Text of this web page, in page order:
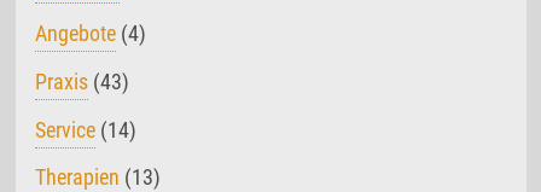
Angebote(4)
Praxis(43)
Service(14)
Therapien (13)